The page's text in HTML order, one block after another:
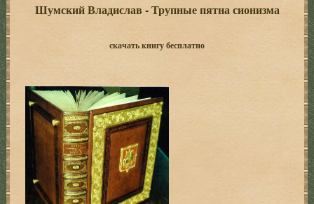
Шумский Владислав - Трупные пятна сионизма
скачать книгу бесплатно